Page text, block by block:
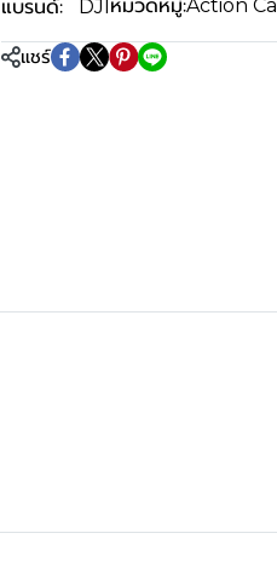
แบรนด์: DJIหมวดหมู่:Action
แชร์